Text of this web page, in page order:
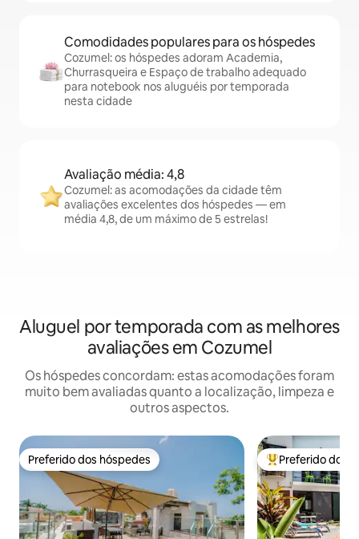
Comodidades populares para os hóspedes
Cozumel: os hóspedes adoram Academia,
Churrasqueira e Espaço de trabalho adequado
para notebook nos aluguéis por temporada
nesta cidade
Avaliação média: 4,8
Cozumel: as acomodações da cidade têm
avaliações excelentes dos hóspedes — em
média 4,8, de um máximo de 5 estrelas!
Aluguel por temporada com as melhores
avaliações em Cozumel
Os hóspedes concordam: estas acomodações foram
muito bem avaliadas quanto a localização, limpeza e
outros aspectos.
Preferido dos hóspedes
Preferido dos hóspedes Entre os
Preferido dos